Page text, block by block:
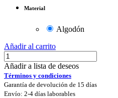
Material
Algodón
Añadir al carrito
Añadir a lista de deseos
Términos y condiciones
Garantía de devolución de 15 días
Envío: 2-4 días laborables